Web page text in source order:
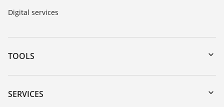
Digital services
TOOLS
Downloads
Serial number search
SERVICES